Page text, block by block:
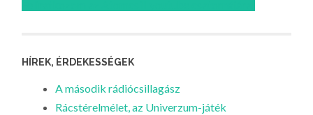
HÍREK, ÉRDEKESSÉGEK
A második rádiócsillagász
Rácstérelmélet, az Univerzum-játék